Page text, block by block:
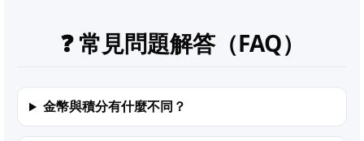
❓ 常見問題解答（FAQ）
金幣與積分有什麼不同？